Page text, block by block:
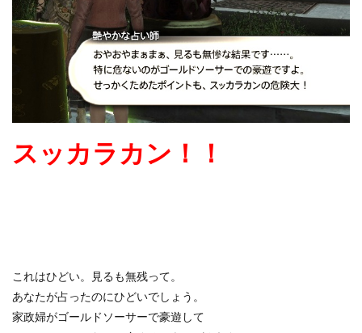
スッカラカン！！
これはひどい。見るも無残って。
あなたが占ったのにひどいでしょう。
家政婦がゴールドソーサーで豪遊して